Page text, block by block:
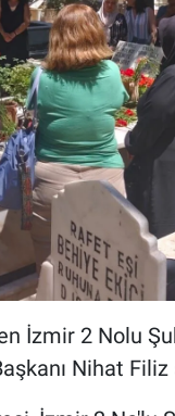
İzmir 2 Nolu
Nihat